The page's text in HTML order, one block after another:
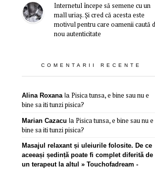
Internetul începe să semene cu un
mall uriaș. Și cred că acesta este
motivul pentru care oamenii caută
nou autenticitate
COMENTARII RECENTE
Alina Roxanala Pisica tunsa, e bine sau nu e
bine sa iti tunzi pisica?
Marian Cazacu la Pisica tunsa, e bine sau nu e
bine sa iti tunzi pisica?
Masajul relaxant și uleiurile folosite. De ce
aceeași ședință poate fi complet diferită de
un terapeut la altul » Touchofadream -